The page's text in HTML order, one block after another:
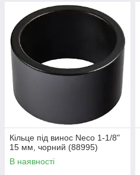
Кільце під винос Neco 1-1/8"
15 мм, чорний (88995)
В наявності